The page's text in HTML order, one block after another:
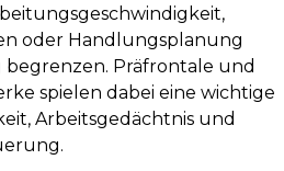
oder Handlungsplanung
Präfrontale und
spielen dabei eine wichtige
Arbeitsgedächtnis und